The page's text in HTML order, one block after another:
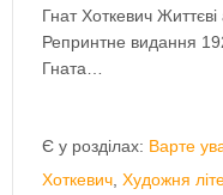
Гнат Хоткевич
Репринтне видання
Гната…
Є у розділах: Варте
Хоткевич, Художня